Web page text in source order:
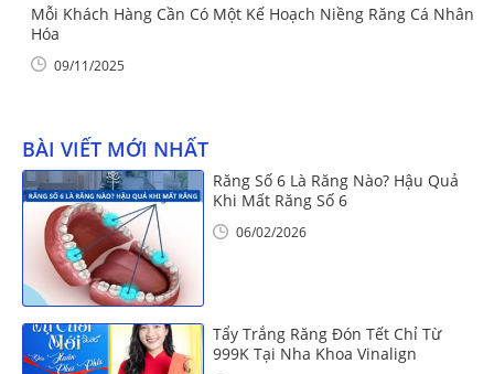
Mỗi Khách Hàng Cần Có Một Kế Hoạch Niềng Răng Cá Nhân
Hóa
09/11/2025
BÀI VIẾT MỚI NHẤT
Răng Số 6 Là Răng Nào? Hậu Quả
Khi Mất Răng Số 6
06/02/2026
Tẩy Trắng Răng Đón Tết Chỉ Từ
999K Tại Nha Khoa Vinalign